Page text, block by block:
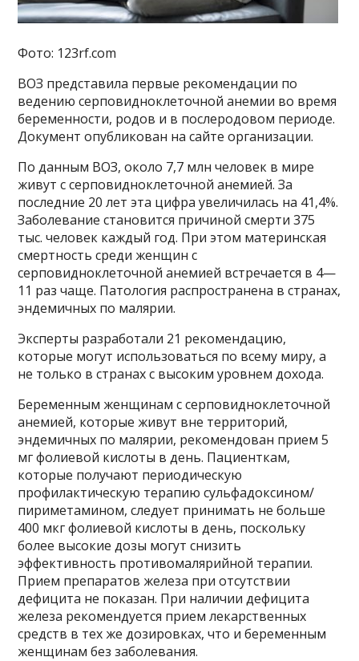
Фото: 123rf.com
ВОЗ представила первые рекомендации по
ведению серповидноклеточной анемии во время
беременности, родов и в послеродовом периоде.
Документ опубликован на сайте организации.
По данным ВОЗ, около 7,7 млн человек в мире
живут с серповидноклеточной анемией. За
последние 20 лет эта цифра увеличилась на 41,4%.
Заболевание становится причиной смерти 375
тыс. человек каждый год. При этом материнская
смертность среди женщин с
серповидноклеточной анемией встречается в 4—
11 раз чаще. Патология распространена в странах,
эндемичных по малярии.
Эксперты разработали 21 рекомендацию,
которые могут использоваться по всему миру, а
не только в странах с высоким уровнем дохода.
Беременным женщинам с серповидноклеточной
анемией, которые живут вне территорий,
эндемичных по малярии, рекомендован прием 5
мг фолиевой кислоты в день. Пациенткам,
которые получают периодическую
профилактическую терапию сульфадоксином/
пириметамином, следует принимать не больше
400 мкг фолиевой кислоты в день, поскольку
более высокие дозы могут снизить
эффективность противомалярийной терапии.
Прием препаратов железа при отсутствии
дефицита не показан. При наличии дефицита
железа рекомендуется прием лекарственных
средств в тех же дозировках, что и беременным
женщинам без заболевания.